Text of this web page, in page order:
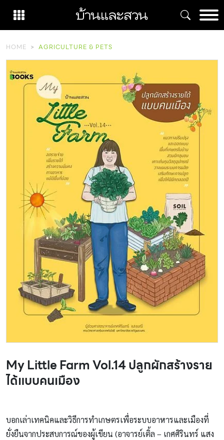
content
HOME AGRICULTURE & PETS
My Little Farm Vol.14 ปลูกผักสร้างราย
ได้แบบคนเมือง
บอกเล่าเทคนิคและวิธีการทำเกษตรเพื่อระบบอาหารและเมืองที่
ยั่งยืนจากประสบการณ์ของผู้เขียน (อาจารย์เติ้ล – เกศศิรินทร์ แสง